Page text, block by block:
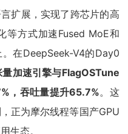
扩展，实现了跨芯片的高
等方式加速Fused MoE和
在DeepSeek-V4的Day0
加速引擎与FlagOSTune
，吞吐量提升65.7%。这
正为摩尔线程等国产GPU
生态。